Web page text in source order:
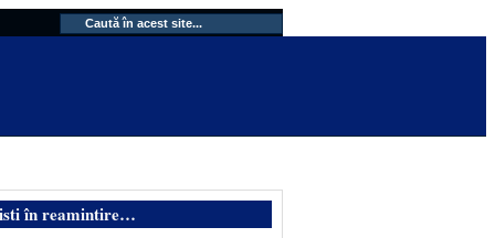
în reamintire…